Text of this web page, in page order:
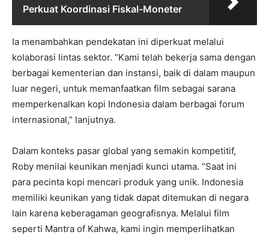
Perkuat Koordinasi Fiskal-Moneter
Ia menambahkan pendekatan ini diperkuat melalui
kolaborasi lintas sektor. “Kami telah bekerja sama dengan
berbagai kementerian dan instansi, baik di dalam maupun
luar negeri, untuk memanfaatkan film sebagai sarana
memperkenalkan kopi Indonesia dalam berbagai forum
internasional,” lanjutnya.
Dalam konteks pasar global yang semakin kompetitif,
Roby menilai keunikan menjadi kunci utama. “Saat ini
para pecinta kopi mencari produk yang unik. Indonesia
memiliki keunikan yang tidak dapat ditemukan di negara
lain karena keberagaman geografisnya. Melalui film
seperti Mantra of Kahwa, kami ingin memperlihatkan